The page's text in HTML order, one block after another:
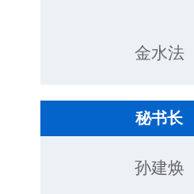
金水法
秘书长
孙建焕